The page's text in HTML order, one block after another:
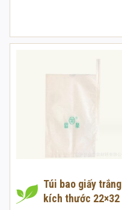
Túi bao giấy trắng
kích thước 22×32